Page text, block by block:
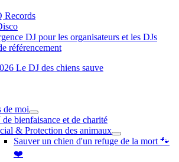
Records
DJ pour les organisateurs et les DJs
référencement
de moi
de bienfaisance et de charité
& Protection des animaux
Sauver un chien d'un refuge de la mort 🐾
❤️